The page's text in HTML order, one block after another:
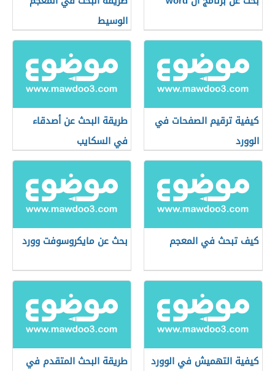
الوسيط
كيفية ترقيم الصفحات في
الوورد
طريقة البحث عن أصدقاء
في السكايب
كيف تبحث في المعجم بحث عن مايكروسوفت وورد
كيفية التهميش في الوورد
طريقة البحث المتقدم في